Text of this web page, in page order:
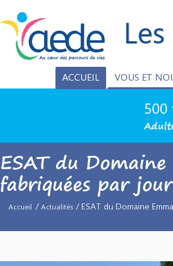
ACCUEIL VOUS ET
ESAT du
fabriquées par
Accueil /Actualités / ESAT du Domaine